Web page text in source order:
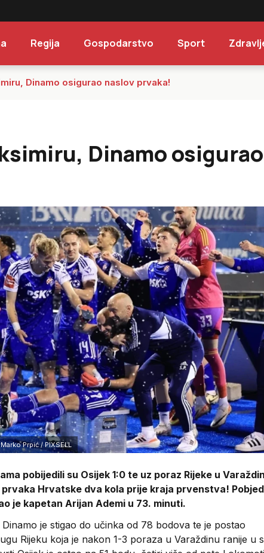
Regija Gospodarstvo Sport
Dinamo osigurao naslov prvaka!
Dinamo osigurao
Prpić / PIXSELL
pobijedili su Osijek 1:0 te uz poraz Rijeke u
Hrvatske dva kola prije kraja prvenstva!
je kapetan Arijan Ademi u 73. minuti.
je stigao do učinka od 78 bodova te je postao
Rijeku koja je nakon 1-3 poraza u Varaždinu ranije u